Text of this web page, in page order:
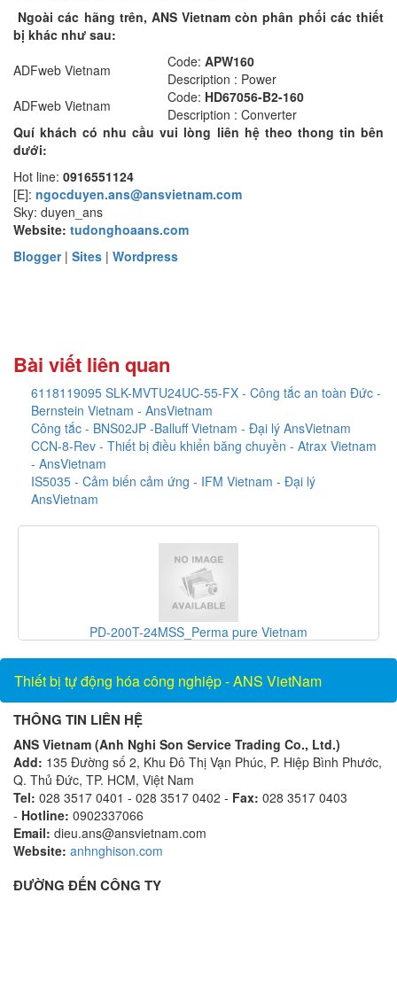
Ngoài các hãng trên, ANS Vietnam còn phân phối các thiết
bị khác như sau:
ADFweb Vietnam
Code: APW160
Description : Power
ADFweb Vietnam
Code: HD67056-B2-160
Description : Converter
Quí khách có nhu cầu vui lòng liên hệ theo thong tin bên
dưới:
Hot line: 0916551124
[E]: ngocduyen.ans@ansvietnam.com
Sky: duyen_ans
Website: tudonghoaans.com
Blogger| Sites | Wordpress
Bài viết liên quan
6118119095 SLK-MVTU24UC-55-FX - Công tắc an toàn Đức -
Bernstein Vietnam - AnsVietnam
Công tắc - BNS02JP -Balluff Vietnam - Đại lý AnsVietnam
CCN-8-Rev - Thiết bị điều khiển băng chuyền - Atrax Vietnam
- AnsVietnam
IS5035 - Cảm biến cảm ứng - IFM Vietnam - Đại lý
AnsVietnam
PD-200T-24MSS_Perma pure Vietnam
Thiết bị tự động hóa công nghiệp - ANS VietNam
THÔNG TIN LIÊN HỆ
ANS Vietnam (Anh Nghi Son Service Trading Co., Ltd.)
Add: 135 Đường số 2, Khu Đô Thị Vạn Phúc, P. Hiệp Bình Phước,
Q. Thủ Đức, TP. HCM, Việt Nam
Tel: 028 3517 0401 - 028 3517 0402 - Fax: 028 3517 0403
- Hotline: 0902337066
Email: dieu.ans@ansvietnam.com
Website: anhnghison.com
ĐƯỜNG ĐẾN CÔNG TY